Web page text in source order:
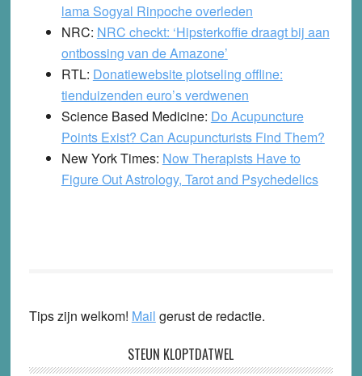
lama Sogyal Rinpoche overleden
NRC: NRC checkt: ‘Hipsterkoffie draagt bij aan
ontbossing van de Amazone’
RTL: Donatiewebsite plotseling offline:
tienduizenden euro’s verdwenen
Science Based Medicine: Do Acupuncture
Points Exist? Can Acupuncturists Find Them?
New York Times: Now Therapists Have to
Figure Out Astrology, Tarot and Psychedelics
Tips zijn welkom! Mail gerust de redactie.
STEUN KLOPTDATWEL